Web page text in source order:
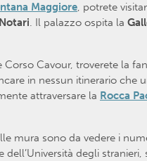
Maggiore, potrete
. Il palazzo ospita la
Cavour, troverete la
in nessun itinerario che
attraversare la Rocca
mura sono da vedere i
dell’Università degli